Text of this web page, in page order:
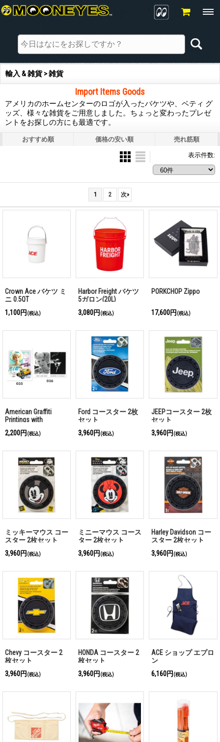
輸入 & 雑貨 > 雑貨
Import Items Goods
アメリカのホームセンターのロゴが入ったバケツや、ベティ グ
ッズ、様々な雑貨をご用意しました。ちょっと変わったプレゼ
ントをお探しの方にも最適です。
おすすめ順 価格の安い順 売れ筋順
表示件数:
1 2 次»
Crown Ace バケツ ミ
ニ 0.5QT
1,100円 (税込)
Harbor Freight バケツ
5ガロン(20L)
3,080円 (税込)
PORKCHOP Zippo
17,600円 (税込)
American Graffiti
Printings with
2,200円 (税込)
Ford コースター 2枚
セット
3,960円 (税込)
JEEPコースター 2枚
セット
3,960円 (税込)
ミッキーマウス コー
スター 2枚セット
3,960円 (税込)
ミニーマウス コース
ター 2枚セット
3,960円 (税込)
Harley Davidson コー
スター 2枚セット
3,960円 (税込)
Chevy コースター 2
枚セット
3,960円 (税込)
HONDA コースター 2
枚セット
3,960円 (税込)
ACE ショップ エプロ
ン
6,160円 (税込)